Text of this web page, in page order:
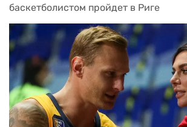
баскетболистом пройдет в Риге